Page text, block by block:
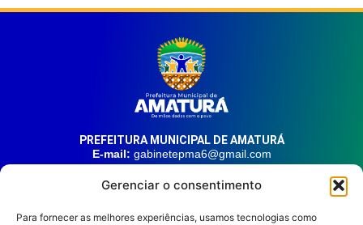
Gerenciar o consentimento
Para fornecer as melhores experiências, usamos tecnologias como
PREFEITURA MUNICIPAL DE AMATURÁ
E-mail: gabinetepma6@gmail.com
Av. 21 de Junho, n° 1746, Centro | Amaturá – AM